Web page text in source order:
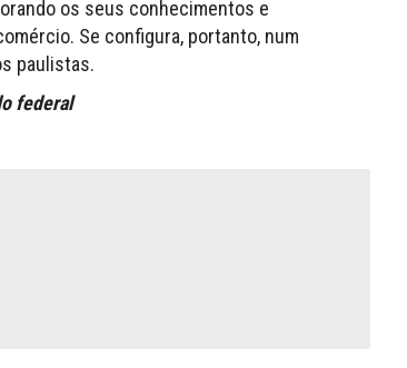
os seus conhecimentos e
Se configura, portanto, num
paulistas.
federal